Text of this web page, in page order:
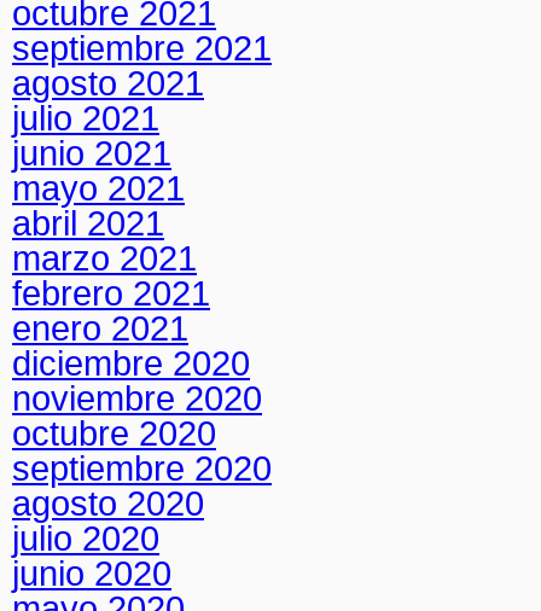
octubre 2021
septiembre 2021
agosto 2021
julio 2021
junio 2021
mayo 2021
abril 2021
marzo 2021
febrero 2021
enero 2021
diciembre 2020
noviembre 2020
octubre 2020
septiembre 2020
agosto 2020
julio 2020
junio 2020